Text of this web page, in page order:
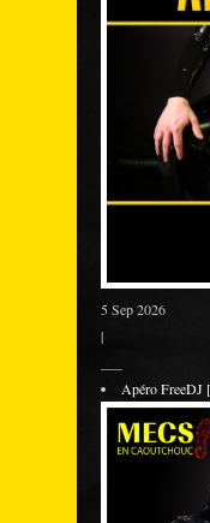
5 Sep 2026
|
Apéro